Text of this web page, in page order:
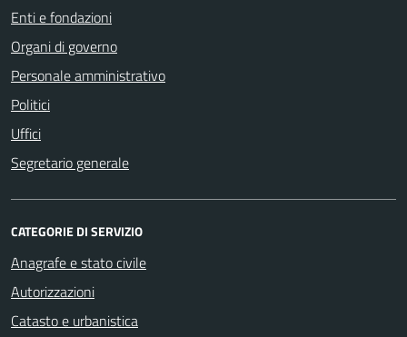
Enti e fondazioni
Organi di governo
Personale amministrativo
Politici
Uffici
Segretario generale
CATEGORIE DI SERVIZIO
Anagrafe e stato civile
Autorizzazioni
Catasto e urbanistica